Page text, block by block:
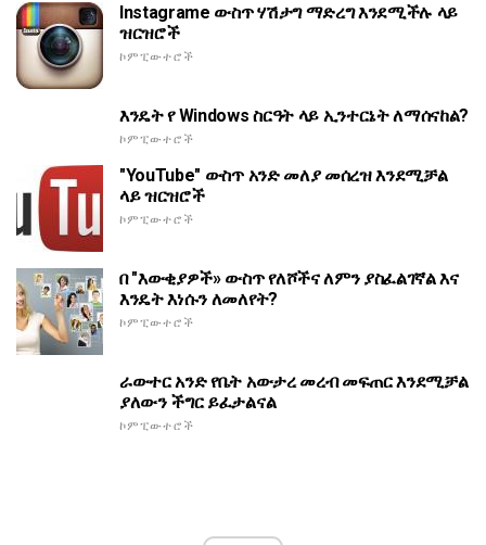
Instagrame ውስጥ ሃሽታግ ማድረግ እንደሚችሉ ላይ
ዝርዝሮች
ኮምፒውተሮች
እንዴት የ Windows ስርዓት ላይ ኢንተርኔት ለማሰናከል?
ኮምፒውተሮች
"YouTube" ውስጥ አንድ መለያ መሰረዝ እንደሚቻል
ላይ ዝርዝሮች
ኮምፒውተሮች
በ "እውቂያዎች» ውስጥ የለሾችና ለምን ያስፈልገኛል እና
እንዴት እነሱን ለመለየት?
ኮምፒውተሮች
ራውተር አንድ የቤት አውታረ መረብ መፍጠር እንደሚቻል
ያለውን ችግር ይፈታልናል
ኮምፒውተሮች